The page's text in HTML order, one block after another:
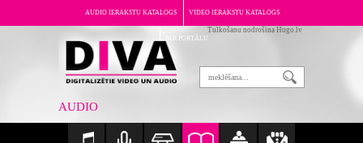
AUDIO IERAKSTU KATALOGS VIDEO IERAKSTU KATALOGS
PAR PORTĀLU
Tulkošanu nodrošina Hugo.lv
AUDIO